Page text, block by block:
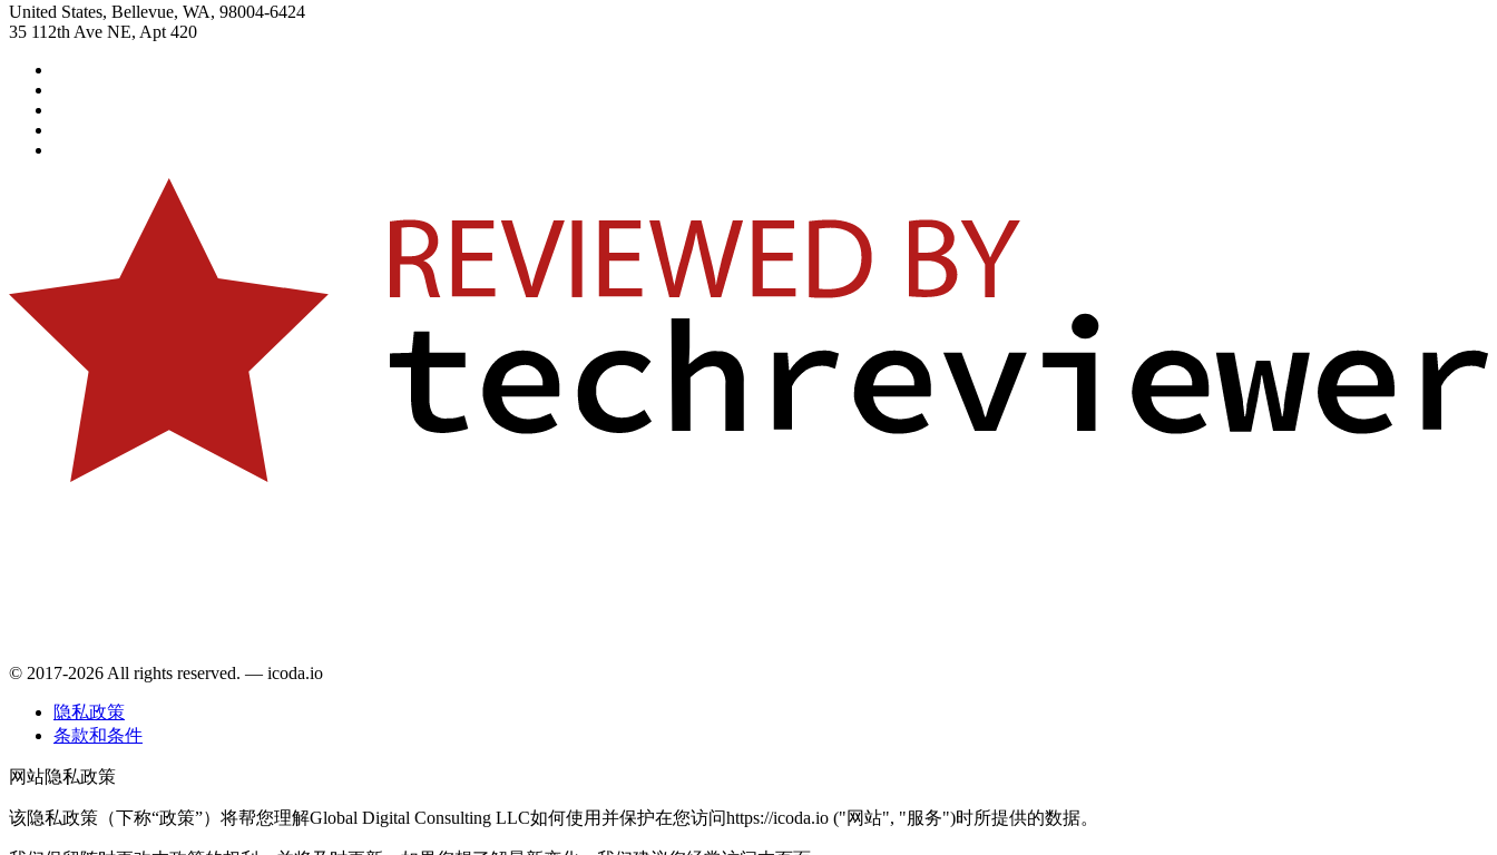
United States, Bellevue, WA, 98004-6424
35 112th Ave NE, Apt 420
© 2017-2026 All rights reserved. — icoda.io
隐私政策
条款和条件
网站隐私政策
该隐私政策（下称“政策”）将帮您理解Global Digital Consulting LLC如何使用并保护在您访问https://icoda.io ("网站", "服务")时所提供的数据。